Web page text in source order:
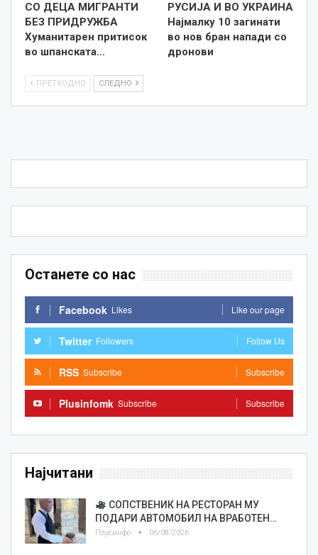
СО ДЕЦА МИГРАНТИ
БЕЗ ПРИДРУЖБА
Хуманитарен притисок
во шпанската…
РУСИЈА И ВО УКРАИНА
Најмалку 10 загинати
во нов бран напади со
дронови
ПРЕТХОДНО СЛЕДНО
Останете со нас
Facebook Likes Like our page
Twitter Followers Follow Us
RSS Subscribe Subscribe
Plusinfomk Subscribe Subscribe
Најчитани
СОПСТВЕНИК НА РЕСТОРАН МУ
ПОДАРИ АВТОМОБИЛ НА ВРАБОТЕН…
Плусинфо 06/08/2026